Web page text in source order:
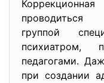
группой
психиатром,
педагогами.
при создании